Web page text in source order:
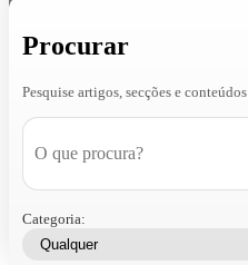
Procurar
Pesquise artigos, secções e conteúdos
Categoria: